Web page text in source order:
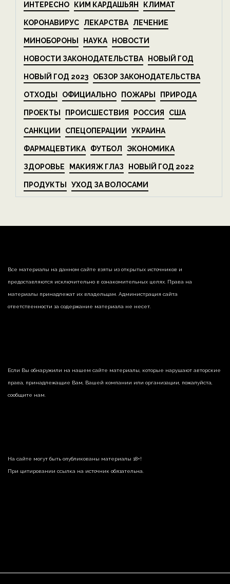
ИНТЕРЕСНО КИМ КАРДАШЬЯН КЛИМАТ
КОРОНАВИРУС ЛЕКАРСТВА ЛЕЧЕНИЕ
МИНОБОРОНЫ НАУКА НОВОСТИ
НОВОСТИ ЗАКОНОДАТЕЛЬСТВА НОВЫЙ ГОД
НОВЫЙ ГОД 2023 ОБЗОР ЗАКОНОДАТЕЛЬСТВА
ОТХОДЫ ОФИЦИАЛЬНО ПОЖАРЫ ПРИРОДА
ПРОЕКТЫ ПРОИСШЕСТВИЯ РОССИЯ США
САНКЦИИ СПЕЦОПЕРАЦИИ УКРАИНА
ФАРМАЦЕВТИКА ФУТБОЛ ЭКОНОМИКА
ЗДОРОВЬЕ МАКИЯЖ ГЛАЗ НОВЫЙ ГОД 2022
ПРОДУКТЫ УХОД ЗА ВОЛОСАМИ
Все материалы на данном сайте взяты из открытых источников и
предоставляются исключительно в ознакомительных целях. Права на
материалы принадлежат их владельцам. Администрация сайта
ответственности за содержание материала не несет.
Если Вы обнаружили на нашем сайте материалы, которые нарушают авторские
права, принадлежащие Вам, Вашей компании или организации, пожалуйста,
сообщите нам.
На сайте могут быть опубликованы материалы 18+!
При цитировании ссылка на источник обязательна.